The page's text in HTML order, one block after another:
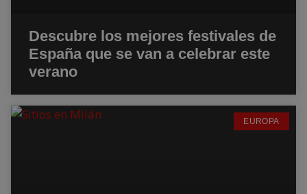
Descubre los mejores festivales de
España que se van a celebrar este
verano
EUROPA